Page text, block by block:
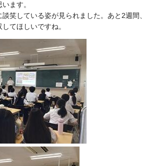
ます。
笑している姿が見られました。あと2週間、
てほしいですね。